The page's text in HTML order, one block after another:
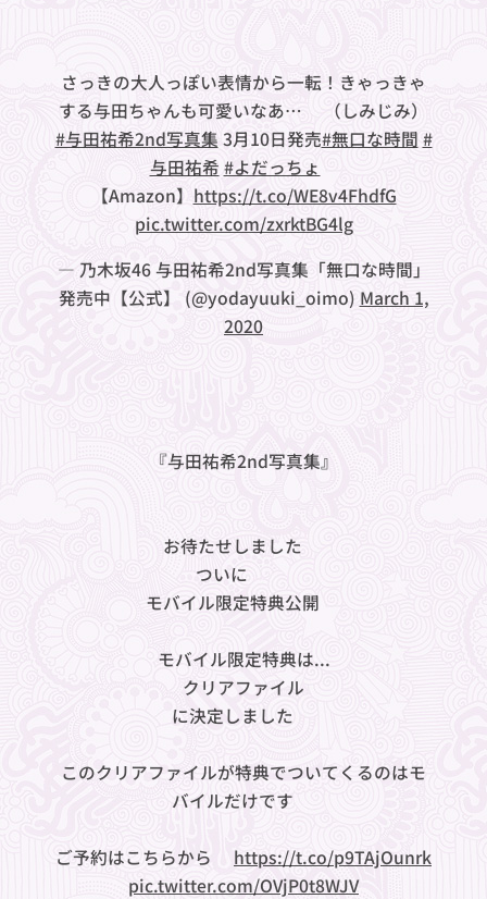
さっきの大人っぽい表情から一転！きゃっきゃ
する与田ちゃんも可愛いなあ…🥰（しみじみ）
#与田祐希2nd写真集 3月10日発売#無口な時間 #
与田祐希 #よだっちょ
【Amazon】 https://t.co/WE8v4FhdfG
pic.twitter.com/zxrktBG4lg
— 乃木坂46 与田祐希2nd写真集「無口な時間」
発売中【公式】 (@yodayuuki_oimo) March 1,
2020
『与田祐希2nd写真集』
お待たせしました🌟
ついに❗️❗️
モバイル限定特典公開✨
モバイル限定特典は...
🎉🎊クリアファイル🎉🎊
に決定しました💝
このクリアファイルが特典でついてくるのはモ
バイルだけです✨
ご予約はこちらから👇 https://t.co/p9TAjOunrk
pic.twitter.com/OVjP0t8WJV